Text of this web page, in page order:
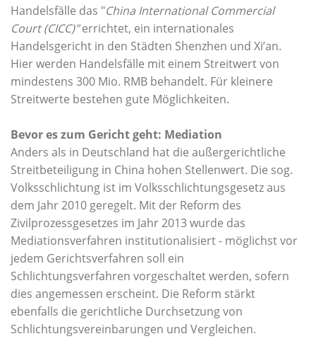
Handelsfälle das "China International Commercial
Court (CICC)"errichtet, ein internationales
Handelsgericht in den Städten Shenzhen und Xi’an.
Hier werden Handelsfälle mit einem Streitwert von
mindestens 300 Mio. RMB behandelt. Für kleinere
Streitwerte bestehen gute Möglichkeiten.
Bevor es zum Gericht geht: Mediation
Anders als in Deutschland hat die außergerichtliche
Streitbeteiligung in China hohen Stellenwert. Die sog.
Volksschlichtung ist im Volksschlichtungsgesetz aus
dem Jahr 2010 geregelt. Mit der Reform des
Zivilprozessgesetzes im Jahr 2013 wurde das
Mediationsverfahren institutionalisiert - möglichst vor
jedem Gerichtsverfahren soll ein
Schlichtungsverfahren vorgeschaltet werden, sofern
dies angemessen erscheint. Die Reform stärkt
ebenfalls die gerichtliche Durchsetzung von
Schlichtungsvereinbarungen und Vergleichen.